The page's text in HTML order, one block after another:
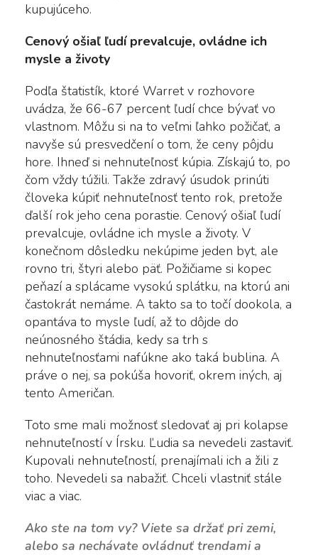
kupujúceho.
Cenový ošiaľ ľudí prevalcuje, ovládne ich
mysle a životy
Podľa štatistík, ktoré Warret v rozhovore
uvádza, že 66-67 percent ľudí chce bývať vo
vlastnom. Môžu si na to veľmi ľahko požičať, a
navyše sú presvedčení o tom, že ceny pôjdu
hore. Ihneď si nehnuteľnosť kúpia. Získajú to, po
čom vždy túžili. Takže zdravý úsudok prinúti
človeka kúpiť nehnuteľnosť tento rok, pretože
ďalší rok jeho cena porastie. Cenový ošiaľ ľudí
prevalcuje, ovládne ich mysle a životy. V
konečnom dôsledku nekúpime jeden byt, ale
rovno tri, štyri alebo päť. Požičiame si kopec
peňazí a splácame vysokú splátku, na ktorú ani
častokrát nemáme. A takto sa to točí dookola, a
opantáva to mysle ľudí, až to dôjde do
neúnosného štádia, kedy sa trh s
nehnuteľnosťami nafúkne ako taká bublina. A
práve o nej, sa pokúša hovoriť, okrem iných, aj
tento Američan.
Toto sme mali možnosť sledovať aj pri kolapse
nehnuteľností v Írsku. Ľudia sa nevedeli zastaviť.
Kupovali nehnuteľností, prenajímali ich a žili z
toho. Nevedeli sa nabažiť. Chceli vlastniť stále
viac a viac.
Ako ste na tom vy? Viete sa držať pri zemi,
alebo sa nechávate ovládnuť trendami a